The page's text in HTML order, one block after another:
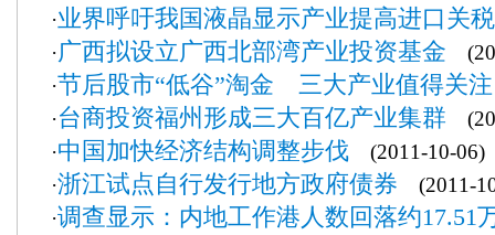
·业界呼吁我国液晶显示产业提高进口关
·广西拟设立广西北部湾产业投资基金
·节后股市“低谷”淘金 三大产业值得关注
·台商投资福州形成三大百亿产业集群
·中国加快经济结构调整步伐 (2011-10-06)
·浙江试点自行发行地方政府债券 (2011-
·调查显示：内地工作港人数回落约17.51